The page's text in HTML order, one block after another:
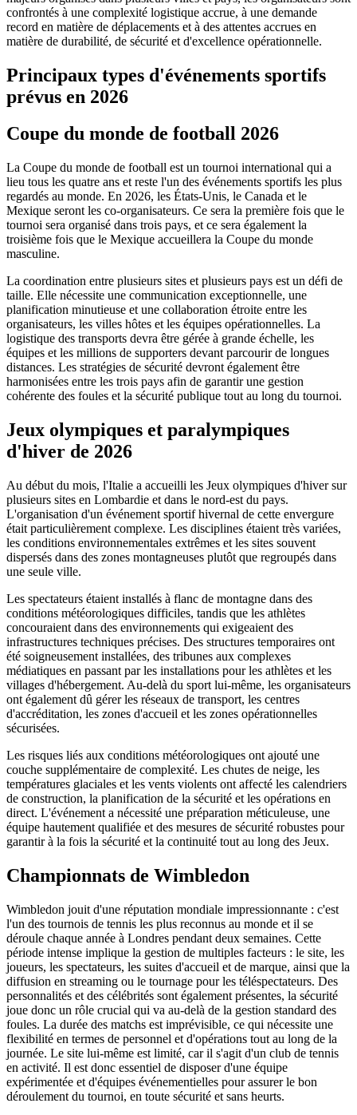
confrontés à une complexité logistique accrue, à une demande
record en matière de déplacements et à des attentes accrues en
matière de durabilité, de sécurité et d'excellence opérationnelle.
Principaux types d'événements sportifs
prévus en 2026
Coupe du monde de football 2026
La Coupe du monde de football est un tournoi international qui a
lieu tous les quatre ans et reste l'un des événements sportifs les plus
regardés au monde. En 2026, les États-Unis, le Canada et le
Mexique seront les co-organisateurs. Ce sera la première fois que le
tournoi sera organisé dans trois pays, et ce sera également la
troisième fois que le Mexique accueillera la Coupe du monde
masculine.
La coordination entre plusieurs sites et plusieurs pays est un défi de
taille. Elle nécessite une communication exceptionnelle, une
planification minutieuse et une collaboration étroite entre les
organisateurs, les villes hôtes et les équipes opérationnelles. La
logistique des transports devra être gérée à grande échelle, les
équipes et les millions de supporters devant parcourir de longues
distances. Les stratégies de sécurité devront également être
harmonisées entre les trois pays afin de garantir une gestion
cohérente des foules et la sécurité publique tout au long du tournoi.
Jeux olympiques et paralympiques
d'hiver de 2026
Au début du mois, l'Italie a accueilli les Jeux olympiques d'hiver sur
plusieurs sites en Lombardie et dans le nord-est du pays.
L'organisation d'un événement sportif hivernal de cette envergure
était particulièrement complexe. Les disciplines étaient très variées,
les conditions environnementales extrêmes et les sites souvent
dispersés dans des zones montagneuses plutôt que regroupés dans
une seule ville.
Les spectateurs étaient installés à flanc de montagne dans des
conditions météorologiques difficiles, tandis que les athlètes
concouraient dans des environnements qui exigeaient des
infrastructures techniques précises. Des structures temporaires ont
été soigneusement installées, des tribunes aux complexes
médiatiques en passant par les installations pour les athlètes et les
villages d'hébergement. Au-delà du sport lui-même, les organisateurs
ont également dû gérer les réseaux de transport, les centres
d'accréditation, les zones d'accueil et les zones opérationnelles
sécurisées.
Les risques liés aux conditions météorologiques ont ajouté une
couche supplémentaire de complexité. Les chutes de neige, les
températures glaciales et les vents violents ont affecté les calendriers
de construction, la planification de la sécurité et les opérations en
direct. L'événement a nécessité une préparation méticuleuse, une
équipe hautement qualifiée et des mesures de sécurité robustes pour
garantir à la fois la sécurité et la continuité tout au long des Jeux.
Championnats de Wimbledon
Wimbledon jouit d'une réputation mondiale impressionnante : c'est
l'un des tournois de tennis les plus reconnus au monde et il se
déroule chaque année à Londres pendant deux semaines. Cette
période intense implique la gestion de multiples facteurs : le site, les
joueurs, les spectateurs, les suites d'accueil et de marque, ainsi que la
diffusion en streaming ou le tournage pour les téléspectateurs. Des
personnalités et des célébrités sont également présentes, la sécurité
joue donc un rôle crucial qui va au-delà de la gestion standard des
foules. La durée des matchs est imprévisible, ce qui nécessite une
flexibilité en termes de personnel et d'opérations tout au long de la
journée. Le site lui-même est limité, car il s'agit d'un club de tennis
en activité. Il est donc essentiel de disposer d'une équipe
expérimentée et d'équipes événementielles pour assurer le bon
déroulement du tournoi, en toute sécurité et sans heurts.